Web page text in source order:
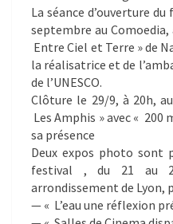
La séance d’ouverture
septembre au
Entre Ciel et Terre » de
la réalisatrice et de
de l’UNESCO.
Clôture le 29/9, à 20h,
Les Amphis » avec « 200
sa présence
Deux expos photo sont
festival , du 21 au
arrondissement de Lyon,
— « L’eau une réflexion